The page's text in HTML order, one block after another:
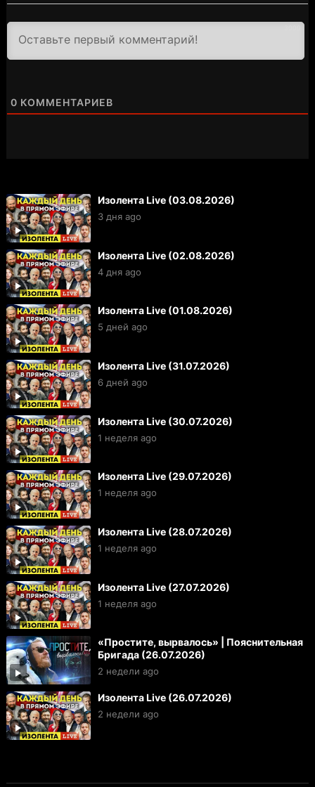
0 КОММЕНТАРИЕВ
Изолента Live (03.08.2026)
3 дня ago
Изолента Live (02.08.2026)
4 дня ago
Изолента Live (01.08.2026)
5 дней ago
Изолента Live (31.07.2026)
6 дней ago
Изолента Live (30.07.2026)
1 неделя ago
Изолента Live (29.07.2026)
1 неделя ago
Изолента Live (28.07.2026)
1 неделя ago
Изолента Live (27.07.2026)
1 неделя ago
«Простите, вырвалось» | Пояснительная
Бригада (26.07.2026)
2 недели ago
Изолента Live (26.07.2026)
2 недели ago